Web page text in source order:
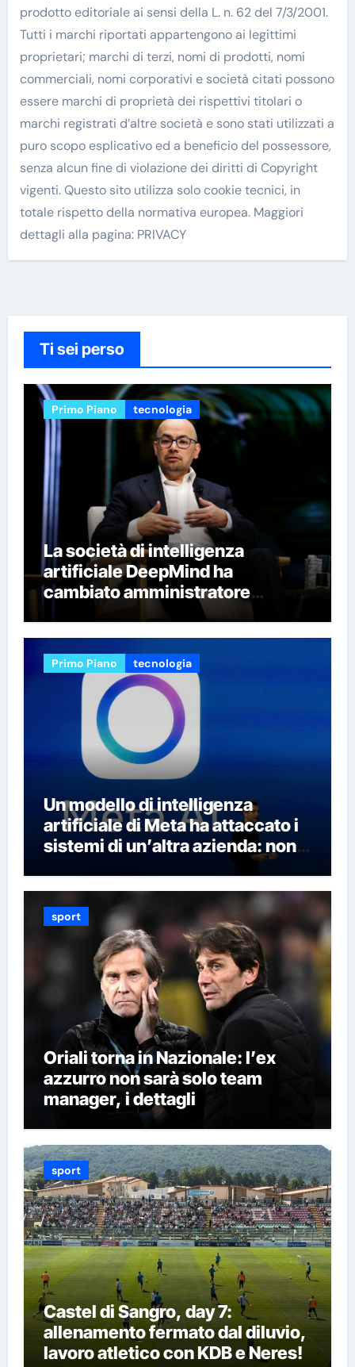
prodotto editoriale ai sensi della L. n. 62 del 7/3/2001.
Tutti i marchi riportati appartengono ai legittimi
proprietari; marchi di terzi, nomi di prodotti, nomi
commerciali, nomi corporativi e società citati possono
essere marchi di proprietà dei rispettivi titolari o
marchi registrati d’altre società e sono stati utilizzati a
puro scopo esplicativo ed a beneficio del possessore,
senza alcun fine di violazione dei diritti di Copyright
vigenti. Questo sito utilizza solo cookie tecnici, in
totale rispetto della normativa europea. Maggiori
dettagli alla pagina: PRIVACY
Ti sei perso
Primo Piano tecnologia
La società di intelligenza
artificiale DeepMind ha
cambiato amministratore
delegato e perso quattro dei suoi
migliori ricercatori
Primo Piano tecnologia
Un modello di intelligenza
artificiale di Meta ha attaccato i
sistemi di un’altra azienda: non è
la prima volta che succede
sport
Oriali torna in Nazionale: l’ex
azzurro non sarà solo team
manager, i dettagli
sport
Castel di Sangro, day 7:
allenamento fermato dal diluvio,
lavoro atletico con KDB e Neres!